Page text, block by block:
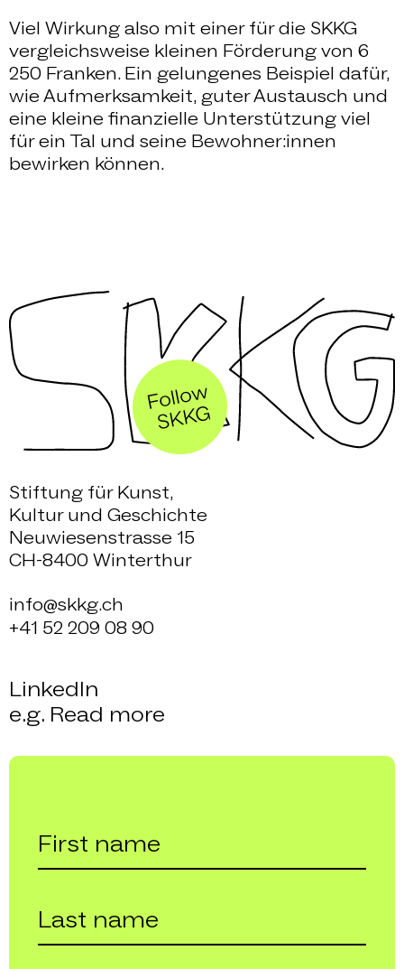
Viel Wirkung also mit einer für die SKKG
vergleichsweise kleinen Förderung von 6
250 Franken. Ein gelungenes Beispiel dafür,
wie Aufmerksamkeit, guter Austausch und
eine kleine finanzielle Unterstützung viel
für ein Tal und seine Bewohner:innen
bewirken können.
Stiftung für Kunst,
Kultur und Geschichte
Neuwiesenstrasse 15
CH-8400 Winterthur
info@skkg.ch
+41 52 209 08 90
LinkedIn
e.g. Read more